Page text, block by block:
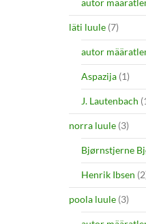
autor
läti luule (7)
autor
Aspazija (1)
J. Lautenbach
norra luule (3)
Bjørnstjerne
Henrik Ibsen
poola luule (3)